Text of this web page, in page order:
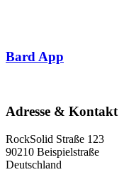
Bard App
Adresse & Kontakt
RockSolid Straße 123
90210 Beispielstraße
Deutschland